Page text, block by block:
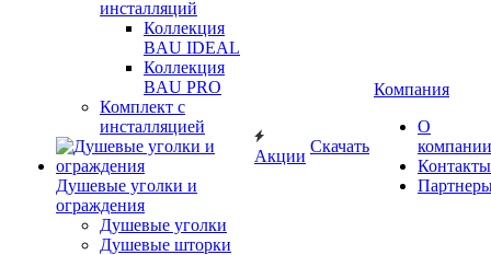
инсталляций
Коллекция
BAU IDEAL
Коллекция
BAU PRO
Комплект с
инсталляцией
Душевые уголки и
ограждения
Душевые уголки
Душевые шторки
Акции
Скачать
Компания
О
компании
Контакты